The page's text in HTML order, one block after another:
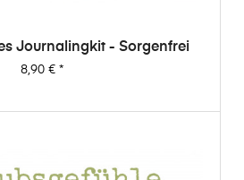
Journalingkit - Sorgenfrei
Preis
8,90 €*